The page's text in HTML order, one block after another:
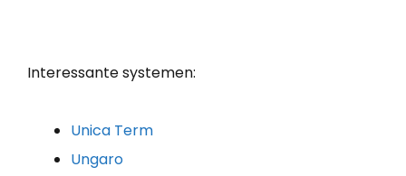
Interessante systemen:
Unica Term
Ungaro